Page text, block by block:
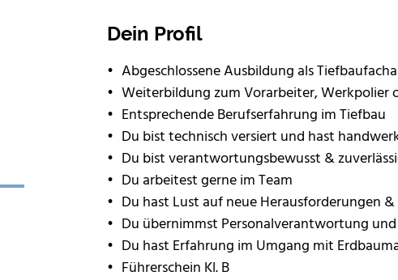
Dein Profil
Abgeschlossene Ausbildung als
Weiterbildung zum Vorarbeiter,
Entsprechende Berufserfahrung im Tiefbau
Du bist technisch versiert und hast
Du bist verantwortungsbewusst &
Du arbeitest gerne im Team
Du hast Lust auf neue Herausforderungen
Du übernimmst Personalverantwortung
Du hast Erfahrung im Umgang mit
Führerschein Kl. B